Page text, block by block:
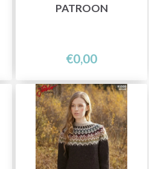
PATROON
€0,00